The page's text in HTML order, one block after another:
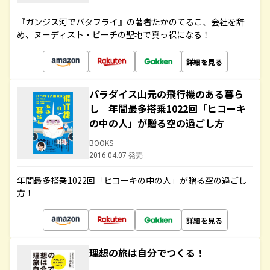
『ガンジス河でバタフライ』の著者たかのてるこ、会社を辞
め、ヌーディスト・ビーチの聖地で真っ裸になる！
詳細を見る
パラダイス山元の飛行機のある暮ら
し 年間最多搭乗1022回「ヒコーキ
の中の人」が贈る空の過ごし方
BOOKS
2016.04.07 発売
年間最多搭乗1022回「ヒコーキの中の人」が贈る空の過ごし
方！
詳細を見る
理想の旅は自分でつくる！